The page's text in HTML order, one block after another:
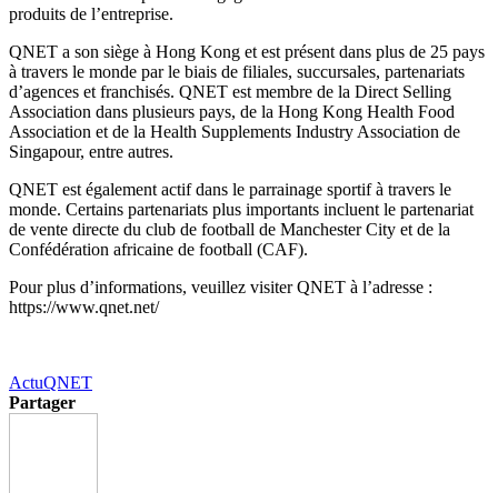
produits de l’entreprise.
QNET a son siège à Hong Kong et est présent dans plus de 25 pays
à travers le monde par le biais de filiales, succursales, partenariats
d’agences et franchisés. QNET est membre de la Direct Selling
Association dans plusieurs pays, de la Hong Kong Health Food
Association et de la Health Supplements Industry Association de
Singapour, entre autres.
QNET est également actif dans le parrainage sportif à travers le
monde. Certains partenariats plus importants incluent le partenariat
de vente directe du club de football de Manchester City et de la
Confédération africaine de football (CAF).
Pour plus d’informations, veuillez visiter QNET à l’adresse :
https://www.qnet.net/
ActuQNET
Partager